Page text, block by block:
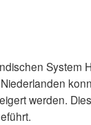
System
werden.